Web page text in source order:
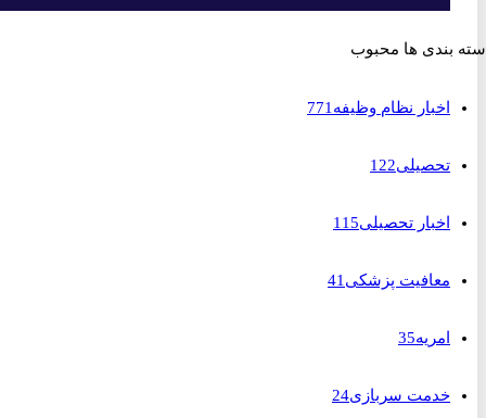
ها محبوب
اخبار نظام وظیفه771
تحصیلی122
اخبار تحصیلی115
معافیت پزشکی41
امریه 35
خدمت سربازی 24